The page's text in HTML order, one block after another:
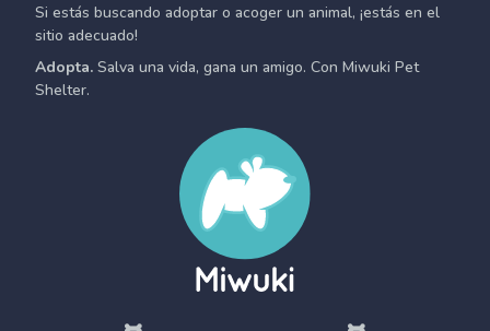
Si estás buscando adoptar o acoger un animal, ¡estás en el
sitio adecuado!
Adopta. Salva una vida, gana un amigo. Con Miwuki Pet
Shelter.